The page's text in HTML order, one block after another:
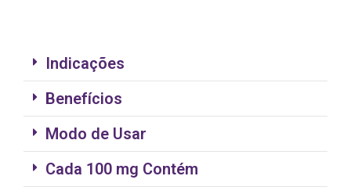
Indicações
Benefícios
Modo de Usar
Cada 100 mg Contém